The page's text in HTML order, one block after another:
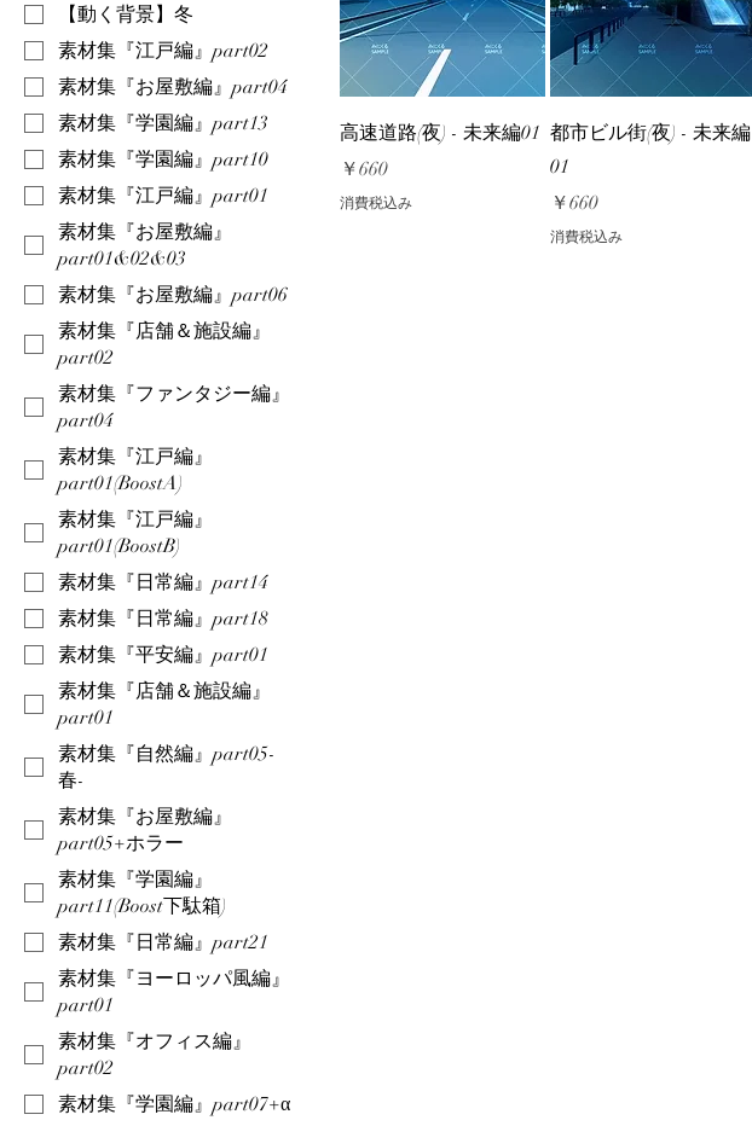
【動く背景】冬
素材集『江戸編』part02
素材集『お屋敷編』part04
素材集『学園編』part13
素材集『学園編』part10
素材集『江戸編』part01
素材集『お屋敷編』
part01&02&03
素材集『お屋敷編』part06
素材集『店舗＆施設編』
part02
素材集『ファンタジー編』
part04
素材集『江戸編』
part01(BoostA)
素材集『江戸編』
part01(BoostB)
素材集『日常編』part14
素材集『日常編』part18
素材集『平安編』part01
素材集『店舗＆施設編』
part01
素材集『自然編』part05-
春-
素材集『お屋敷編』
part05+ホラー
素材集『学園編』
part11(Boost下駄箱)
素材集『日常編』part21
素材集『ヨーロッパ風編』
part01
素材集『オフィス編』
part02
素材集『学園編』part07+α
高速道路(夜) - 未来編01
価格
￥660
消費税込み
都市ビル街(夜) - 未来編
01
価格
￥660
消費税込み